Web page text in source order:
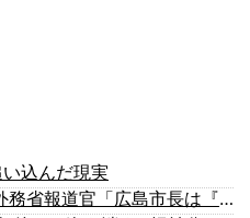
込んだ現実
【平和宣言を非難】 ロシア外務省報道官「広島市長は『偽りの呪文』繰り返している」